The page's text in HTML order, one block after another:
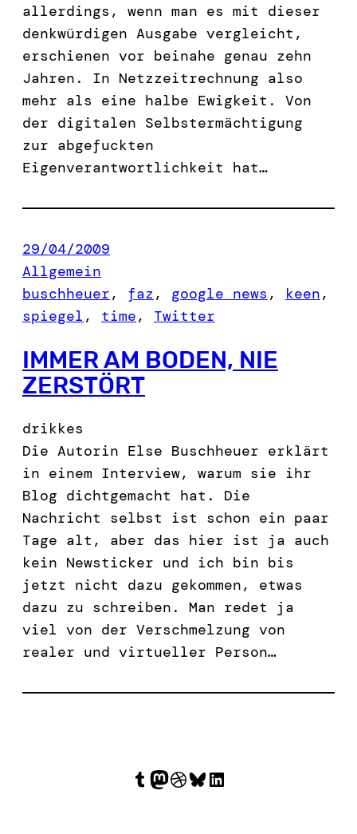
allerdings, wenn man es mit dieser
denkwürdigen Ausgabe vergleicht,
erschienen vor beinahe genau zehn
Jahren. In Netzzeitrechnung also
mehr als eine halbe Ewigkeit. Von
der digitalen Selbstermächtigung
zur abgefuckten
Eigenverantwortlichkeit hat…
29/04/2009
Allgemein
buschheuer, faz , google news , keen
spiegel , time, Twitter
IMMER AM BODEN, NIE
ZERSTÖRT
drikkes
Die Autorin Else Buschheuer erklärt
in einem Interview, warum sie ihr
Blog dichtgemacht hat. Die
Nachricht selbst ist schon ein paar
Tage alt, aber das hier ist ja auch
kein Newsticker und ich bin bis
jetzt nicht dazu gekommen, etwas
dazu zu schreiben. Man redet ja
viel von der Verschmelzung von
realer und virtueller Person…
Tumblr Mastodon Dribbble Bluesky LinkedIn